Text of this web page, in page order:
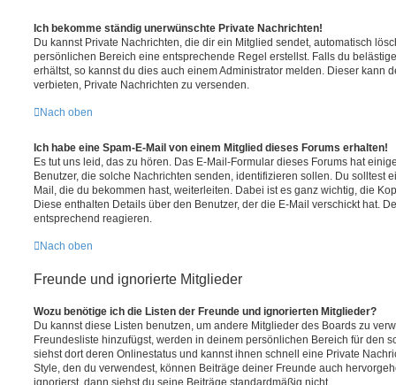
Ich bekomme ständig unerwünschte Private Nachrichten!
Du kannst Private Nachrichten, die dir ein Mitglied sendet, automatisch
persönlichen Bereich eine entsprechende Regel erstellst. Falls du
erhältst, so kannst du dies auch einem Administrator melden. Dieser kann
verbieten, Private Nachrichten zu versenden.
Nach oben
Ich habe eine Spam-E-Mail von einem Mitglied dieses Forums erhalten!
Es tut uns leid, das zu hören. Das E-Mail-Formular dieses Forums hat
Benutzer, die solche Nachrichten senden, identifizieren sollen. Du solltest
Mail, die du bekommen hast, weiterleiten. Dabei ist es ganz wichtig, die
Diese enthalten Details über den Benutzer, der die E-Mail verschickt hat.
entsprechend reagieren.
Nach oben
Freunde und ignorierte Mitglieder
Wozu benötige ich die Listen der Freunde und ignorierten Mitglieder?
Du kannst diese Listen benutzen, um andere Mitglieder des Boards zu
Freundesliste hinzufügst, werden in deinem persönlichen Bereich für den
siehst dort deren Onlinestatus und kannst ihnen schnell eine Private
Style, den du verwendest, können Beiträge deiner Freunde auch
ignorierst, dann siehst du seine Beiträge standardmäßig nicht.